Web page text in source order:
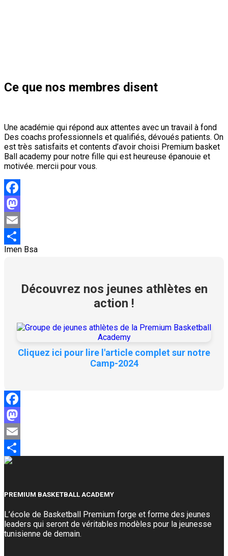
Ce que nos membres disent
Une académie qui répond aux attentes avec un travail à fond
Des coachs professionnels et qualifiés, dévoués patients. On
est très satisfaits et contents d’avoir choisi Premium basket
Ball academy pour notre fille qui est heureuse épanouie et
motivée. mercii pour vous.
Facebook
Mastodon
Email
Partager
Imen Bsa
Découvrez nos jeunes athlètes en
action !
Cliquez ici pour lire l'article complet sur notre
Camp-2024
Facebook
Mastodon
Email
Partager
PREMIUM BASKETBALL ACADEMY
L’école de Basketball Premium forge et forme des jeunes
leaders qui seront de véritables modèles pour la jeunesse
tunisienne de demain.